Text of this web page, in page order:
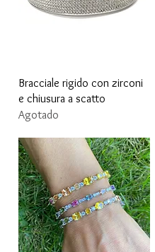
Vista rápida
Bracciale rigido con zirconi
e chiusura a scatto
Agotado